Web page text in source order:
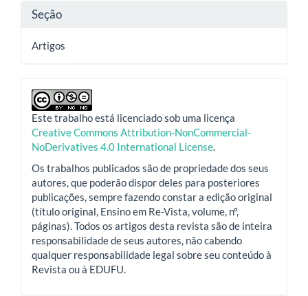
Seção
Artigos
Este trabalho está licenciado sob uma licença
Creative Commons Attribution-NonCommercial-
NoDerivatives 4.0 International License
Os trabalhos publicados são de propriedade dos seus
autores, que poderão dispor deles para posteriores
publicações, sempre fazendo constar a edição original
(título original, Ensino em Re-Vista, volume, nº,
páginas). Todos os artigos desta revista são de inteira
responsabilidade de seus autores, não cabendo
qualquer responsabilidade legal sobre seu conteúdo à
Revista ou à EDUFU.